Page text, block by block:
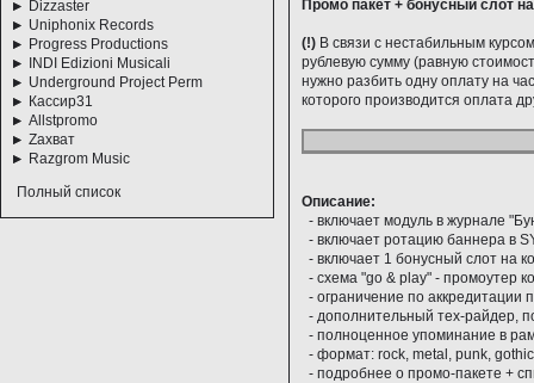
Dizzaster
Uniphonix Records
Progress Productions
INDI Edizioni Musicali
Underground Project Perm
Кассир31
Allstpromo
Zахват
Razgrom Music
Полный список
Промо пакет + бонусный слот
(!) В связи с нестабильным
рублевую сумму (равную
нужно разбить одну оплату на
которого производится оплата
Описание:
- включает модуль в журнале
- включает ротацию баннера в
- включает 1 бонусный слот на
- схема "go & play" - промоутер
- ограничение по аккредитации
- дополнительный тех-райдер,
- полноценное упоминание в
- формат: rock, metal, punk,
- подробнее о промо-пакете +